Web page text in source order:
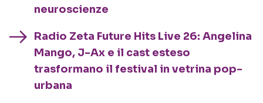
neuroscienze
Radio Zeta Future Hits Live 26: Angelina
Mango, J-Ax e il cast esteso
trasformano il festival in vetrina pop-
urbana